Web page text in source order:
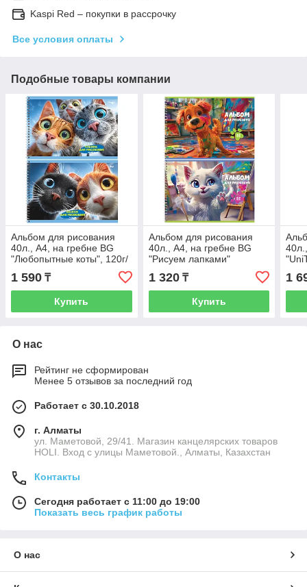
Kaspi Red – покупки в рассрочку
Все условия оплаты
Подобные товары компании
Альбом для рисования
40л., А4, на гребне BG
"Любопытные коты", 120г/
1 590 ₸
Купить
Альбом для рисования
40л., А4, на гребне BG
"Рисуем лапками"
1 320₸
Купить
1
О нас
Рейтинг не сформирован
Менее 5 отзывов за последний год
Работает с 30.10.2018
г. Алматы
ул. Маметовой, 29/41. Магазин канцелярских товаров
HOLI. Вход с улицы Маметовой., Алматы, Казахстан
Контакты
Сегодня работает с 11:00 до 19:00
Показать весь график работы
О нас